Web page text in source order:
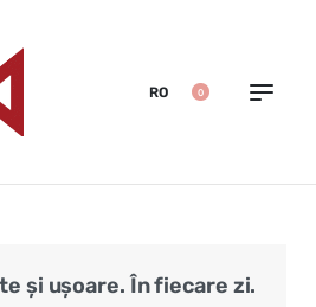
RO 0
și ușoare. În fiecare zi.